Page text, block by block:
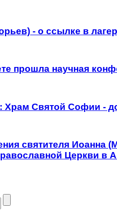
- о ссылке в
прошла научная
Святой Софии -
святителя Иоанна
Церкви в